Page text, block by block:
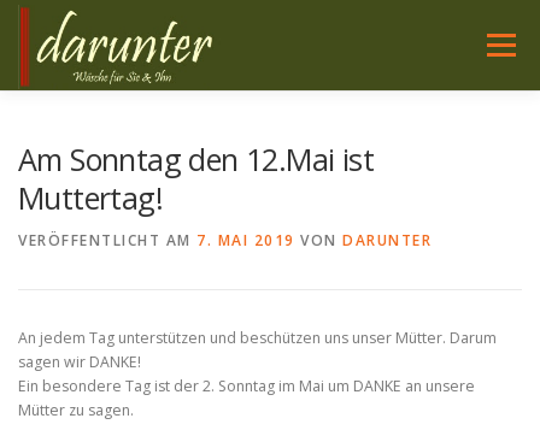
Zum
springen
Menü
Am Sonntag den 12.Mai ist
Muttertag!
VERÖFFENTLICHT AM 7. MAI 2019 VON DARUNTER
An jedem Tag unterstützen und beschützen uns unser Mütter. Darum
sagen wir DANKE!
Ein besondere Tag ist der 2. Sonntag im Mai um DANKE an unsere
Mütter zu sagen.